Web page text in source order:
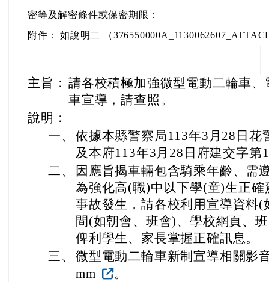
密等及解密條件或保密期限：
附件：
如說明二 （
主旨： 請各校積極加強微型電動二輪車
車宣導，請查照。
說明：
一、 依據本縣警察局113年3月28日花
及本府113年3月28日府建交字第
二、
因應旨揭車輛包含騎乘年齡、需
為強化高(職)中以下學(童)生正
事故發生，請各校利用宣導資料
間(如朝會、班會)、學校網頁、
俾利學生、家長掌握正確訊息。
三、 微型電動二輪車新制宣導相關影
mm
。